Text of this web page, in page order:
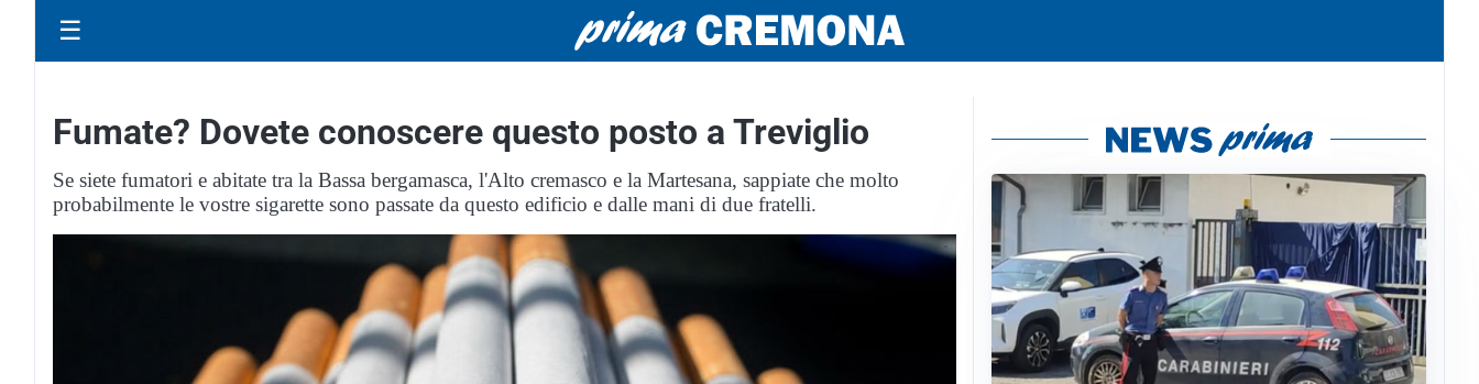
☰
Fumate? Dovete conoscere questo posto a Treviglio
Se siete fumatori e abitate tra la Bassa bergamasca, l'Alto cremasco e la Martesana, sappiate che molto
probabilmente le vostre sigarette sono passate da questo edificio e dalle mani di due fratelli.